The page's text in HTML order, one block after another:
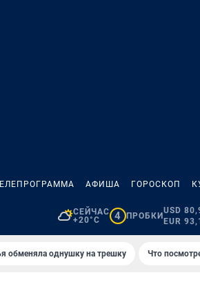
АФИША ГОРОСКОП
СЕЙЧАС
+20°C
4 ПРОБКИ
USD
EUR
обменяла однушку на трешку Что